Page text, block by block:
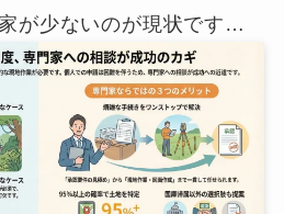
が少ないのが現状です…